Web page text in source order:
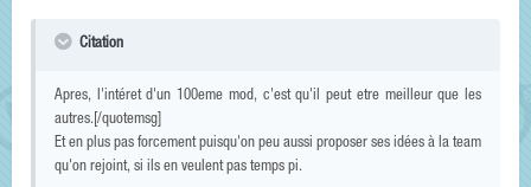
Citation
Apres, l'intéret d'un 100eme mod, c'est qu'il peut etre meilleur que les
autres.[/quotemsg]
Et en plus pas forcement puisqu'on peu aussi proposer ses idées à la team
qu'on rejoint, si ils en veulent pas temps pi.